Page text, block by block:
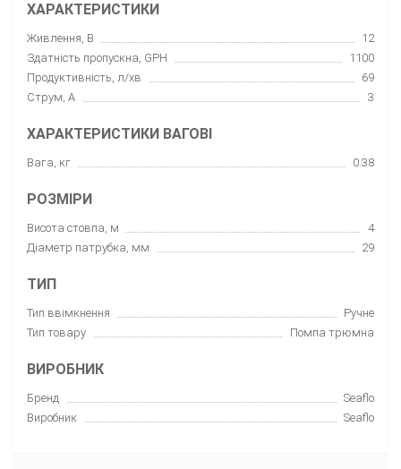
ХАРАКТЕРИСТИКИ
Живлення, В
12
Здатність пропускна, GPH
1100
Продуктивність, л/хв
69
Струм, А
3
ХАРАКТЕРИСТИКИ ВАГОВІ
Вага, кг 0.38
РОЗМІРИ
Висота стовпа, м
4
Діаметр патрубка, мм
29
ТИП
Тип ввімкнення
Ручне
Тип товару
Помпа трюмна
ВИРОБНИК
Бренд
Seaflo
Виробник
Seaflo